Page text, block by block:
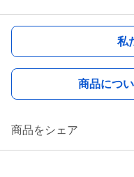
私
商品につ
商品をシェア